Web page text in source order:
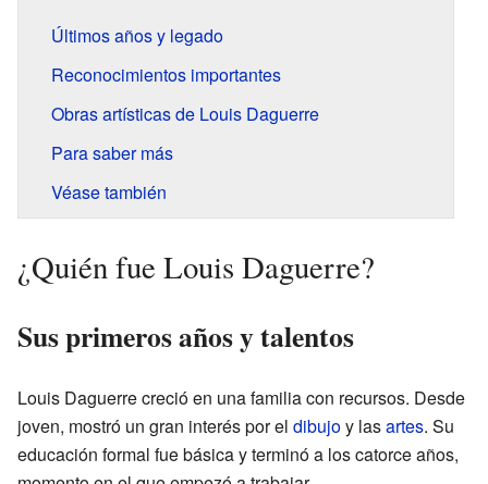
Últimos años y legado
Reconocimientos importantes
Obras artísticas de Louis Daguerre
Para saber más
Véase también
¿Quién fue Louis Daguerre?
Sus primeros años y talentos
Louis Daguerre creció en una familia con recursos. Desde
joven, mostró un gran interés por el dibujoy lasartes. Su
educación formal fue básica y terminó a los catorce años,